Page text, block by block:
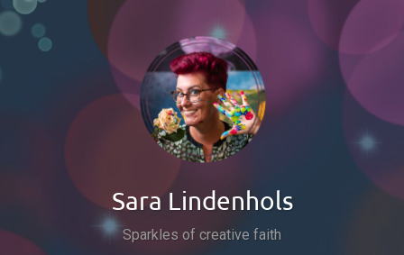
Naar
inhoud
Zoeken
Sara Lindenhols
Sparkles of creative faith